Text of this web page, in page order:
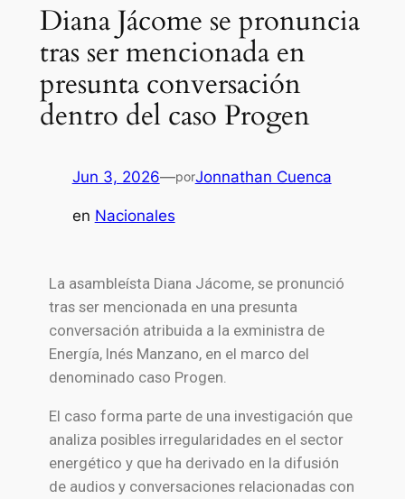
Diana Jácome se pronuncia
tras ser mencionada en
presunta conversación
dentro del caso Progen
Jun 3, 2026—porJonnathan Cuenca
en Nacionales
La asambleísta Diana Jácome, se pronunció
tras ser mencionada en una presunta
conversación atribuida a la exministra de
Energía, Inés Manzano, en el marco del
denominado caso Progen.
El caso forma parte de una investigación que
analiza posibles irregularidades en el sector
energético y que ha derivado en la difusión
de audios y conversaciones relacionadas con